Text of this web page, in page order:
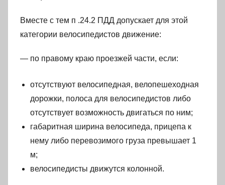
Вместе с тем п .24.2 ПДД допускает для этой
категории велосипедистов движение:
— по правому краю проезжей части, если:
отсутствуют велосипедная, велопешеходная
дорожки, полоса для велосипедистов либо
отсутствует возможность двигаться по ним;
габаритная ширина велосипеда, прицепа к
нему либо перевозимого груза превышает 1
м;
велосипедисты движутся колонной.